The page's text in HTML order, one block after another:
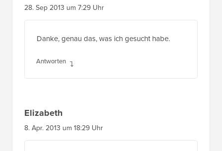
28. Sep 2013 um 7:29 Uhr
Danke, genau das, was ich gesucht habe.
Antworten
Elizabeth
8. Apr. 2013 um 18:29 Uhr